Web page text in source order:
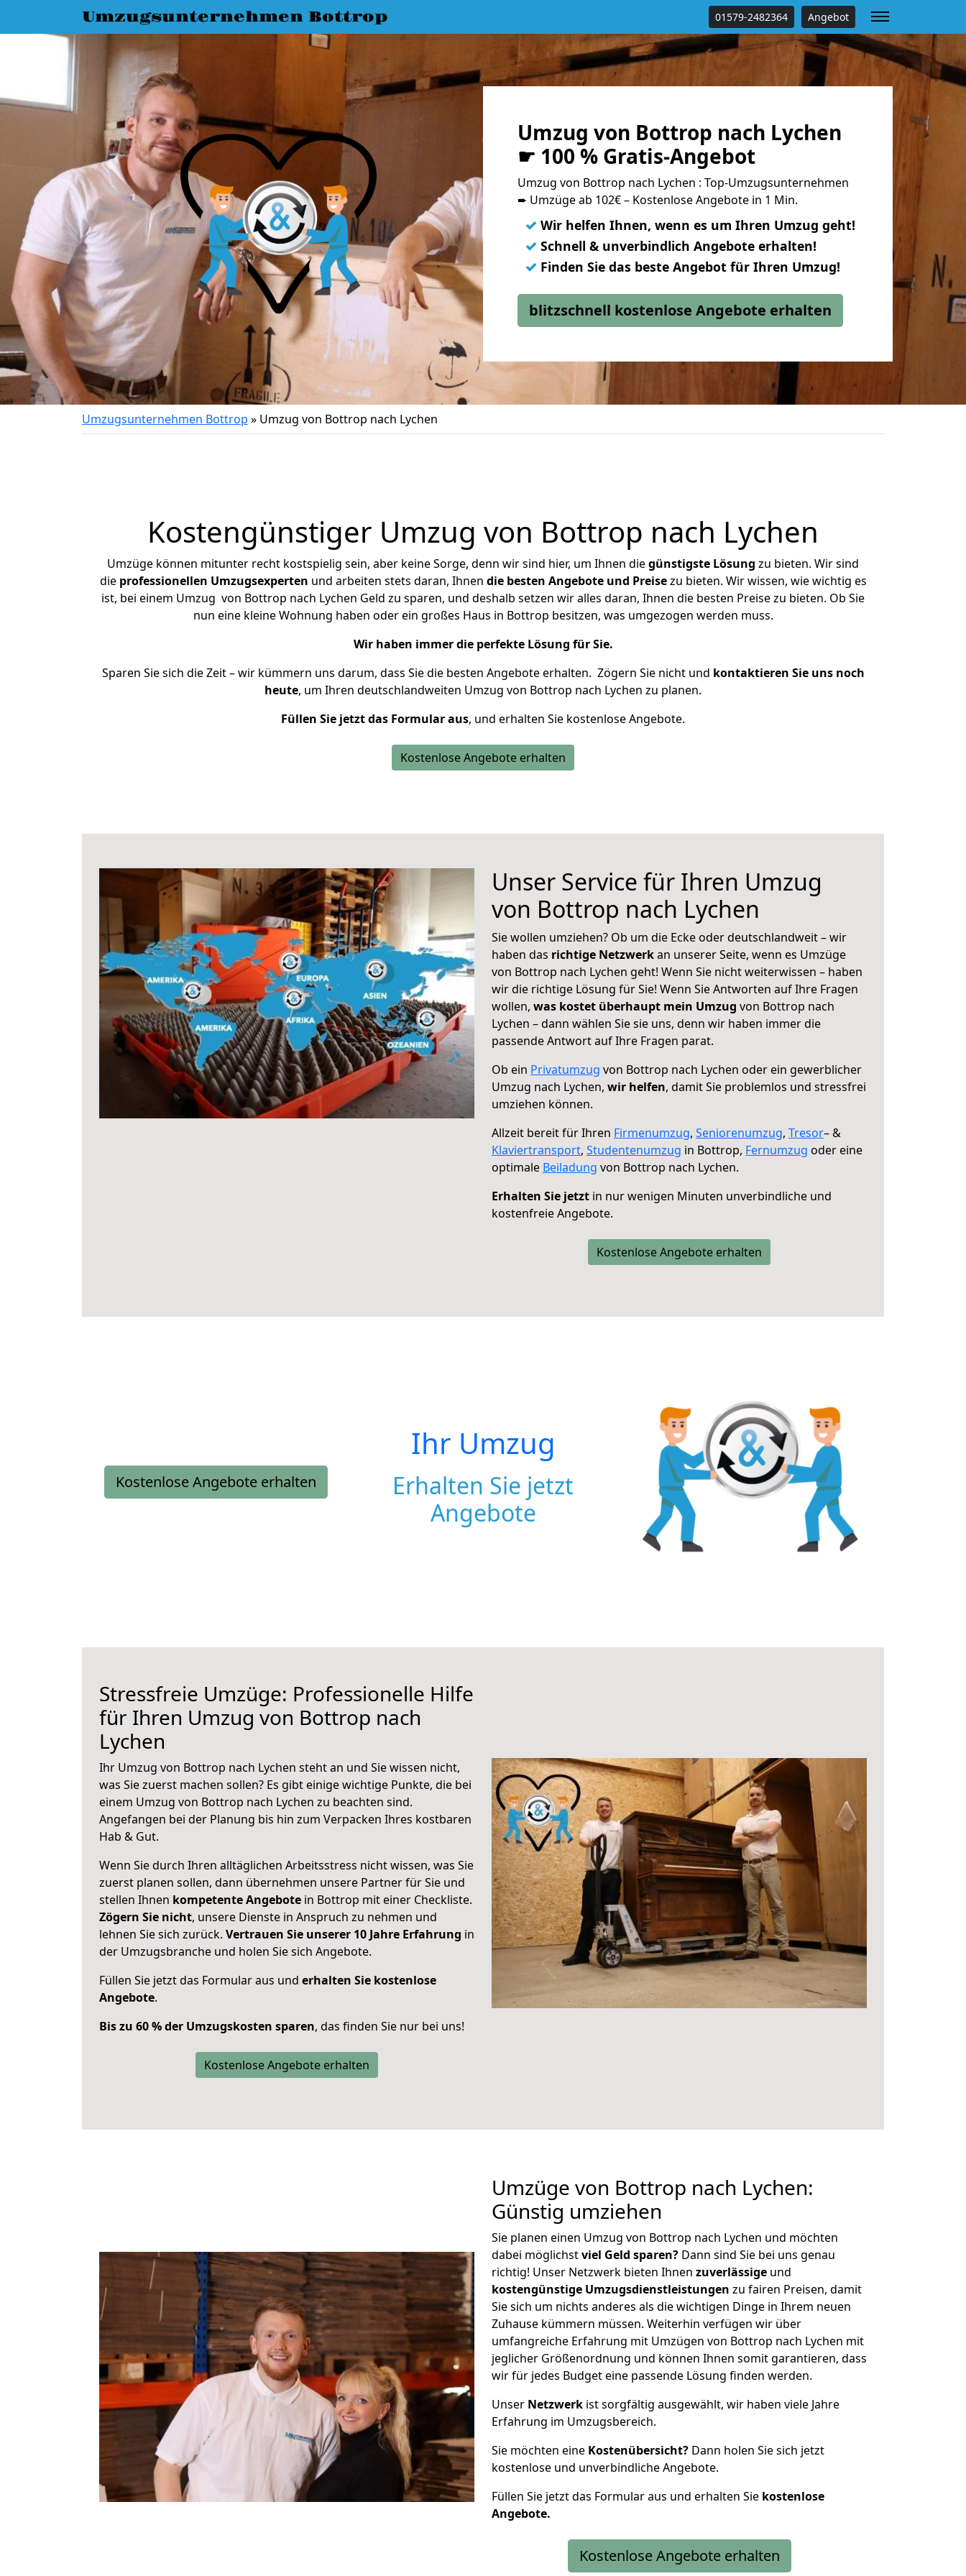
Umzugsunternehmen Bottrop 01579-2482364 Angebot
Umzug von Bottrop nach Lychen
☛ 100 % Gratis-Angebot
Umzug von Bottrop nach Lychen : Top-Umzugsunternehmen
➨ Umzüge ab 102€ – Kostenlose Angebote in 1 Min.
✓ Wir helfen Ihnen, wenn es um Ihren Umzug geht!
✓ Schnell & unverbindlich Angebote erhalten!
✓ Finden Sie das beste Angebot für Ihren Umzug!
blitzschnell kostenlose Angebote erhalten
Umzugsunternehmen Bottrop » Umzug von Bottrop nach Lychen
Kostengünstiger Umzug von Bottrop nach Lychen
Umzüge können mitunter recht kostspielig sein, aber keine Sorge, denn wir sind hier, um Ihnen diegünstigste Lösung zu bieten. Wir sind
die professionellen Umzugsexperten und arbeiten stets daran, Ihnen die besten Angebote und Preisezu bieten. Wir wissen, wie wichtig es
ist, bei einem Umzug von Bottrop nach Lychen Geld zu sparen, und deshalb setzen wir alles daran, Ihnen die besten Preise zu bieten. Ob Sie
nun eine kleine Wohnung haben oder ein großes Haus in Bottrop besitzen, was umgezogen werden muss.
Wir haben immer die perfekte Lösung für Sie.
Sparen Sie sich die Zeit – wir kümmern uns darum, dass Sie die besten Angebote erhalten. Zögern Sie nicht und kontaktieren Sie uns noch
heute, um Ihren deutschlandweiten Umzug von Bottrop nach Lychen zu planen.
Füllen Sie jetzt das Formular aus, und erhalten Sie kostenlose Angebote.
Kostenlose Angebote erhalten
Unser Service für Ihren Umzug
von Bottrop nach Lychen
Sie wollen umziehen? Ob um die Ecke oder deutschlandweit – wir
haben das richtige Netzwerkan unserer Seite, wenn es Umzüge
von Bottrop nach Lychen geht! Wenn Sie nicht weiterwissen – haben
wir die richtige Lösung für Sie! Wenn Sie Antworten auf Ihre Fragen
wollen, was kostet überhaupt mein Umzug von Bottrop nach
Lychen – dann wählen Sie sie uns, denn wir haben immer die
passende Antwort auf Ihre Fragen parat.
Ob ein Privatumzug von Bottrop nach Lychen oder ein gewerblicher
Umzug nach Lychen, wir helfen, damit Sie problemlos und stressfrei
umziehen können.
Allzeit bereit für Ihren Firmenumzug, Seniorenumzug, Tresor– &
Klaviertransport, Studentenumzug in Bottrop, Fernumzug oder eine
optimale Beiladung von Bottrop nach Lychen.
Erhalten Sie jetzt in nur wenigen Minuten unverbindliche und
kostenfreie Angebote.
Kostenlose Angebote erhalten
Kostenlose Angebote erhalten
Ihr Umzug
Erhalten Sie jetzt
Angebote
Stressfreie Umzüge: Professionelle Hilfe
für Ihren Umzug von Bottrop nach
Lychen
Ihr Umzug von Bottrop nach Lychen steht an und Sie wissen nicht,
was Sie zuerst machen sollen? Es gibt einige wichtige Punkte, die bei
einem Umzug von Bottrop nach Lychen zu beachten sind.
Angefangen bei der Planung bis hin zum Verpacken Ihres kostbaren
Hab & Gut.
Wenn Sie durch Ihren alltäglichen Arbeitsstress nicht wissen, was Sie
zuerst planen sollen, dann übernehmen unsere Partner für Sie und
stellen Ihnen kompetente Angebote in Bottrop mit einer Checkliste.
Zögern Sie nicht, unsere Dienste in Anspruch zu nehmen und
lehnen Sie sich zurück. Vertrauen Sie unserer 10 Jahre Erfahrung in
der Umzugsbranche und holen Sie sich Angebote.
Füllen Sie jetzt das Formular aus und erhalten Sie kostenlose
Angebote.
Bis zu 60 % der Umzugskosten sparen, das finden Sie nur bei uns!
Kostenlose Angebote erhalten
Umzüge von Bottrop nach Lychen:
Günstig umziehen
Sie planen einen Umzug von Bottrop nach Lychen und möchten
dabei möglichstviel Geld sparen? Dann sind Sie bei uns genau
richtig! Unser Netzwerk bieten Ihnen zuverlässige und
kostengünstige Umzugsdienstleistungen zu fairen Preisen, damit
Sie sich um nichts anderes als die wichtigen Dinge in Ihrem neuen
Zuhause kümmern müssen. Weiterhin verfügen wir über
umfangreiche Erfahrung mit Umzügen von Bottrop nach Lychen mit
jeglicher Größenordnung und können Ihnen somit garantieren, dass
wir für jedes Budget eine passende Lösung finden werden.
Unser Netzwerk ist sorgfältig ausgewählt, wir haben viele Jahre
Erfahrung im Umzugsbereich.
Sie möchten eine Kostenübersicht? Dann holen Sie sich jetzt
kostenlose und unverbindliche Angebote.
Füllen Sie jetzt das Formular aus und erhalten Sie kostenlose
Angebote.
Kostenlose Angebote erhalten